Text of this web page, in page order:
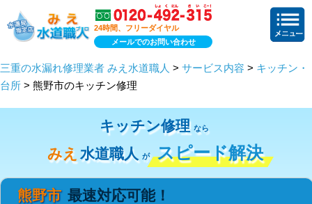
24時間、フリーダイヤル
メールでのお問い合わせ
三重の水漏れ修理業者 みえ水道職人 > サービス内容 > キッチン・
台所 > 熊野市のキッチン修理
キッチン修理 なら
みえ 水道職人 が スピード解決
熊野市 最速対応可能！